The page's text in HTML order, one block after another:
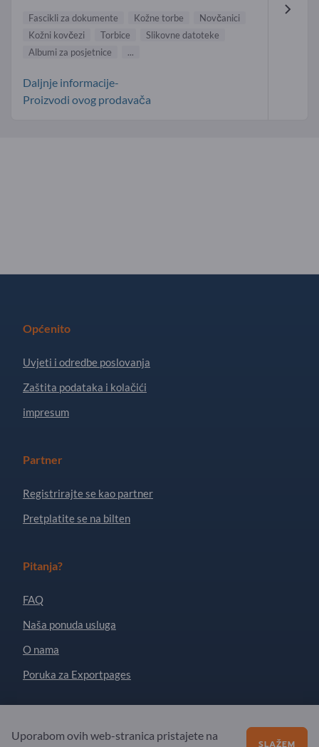
Fascikli za dokumente Kožne torbe
Novčanici
Kožni kovčezi
Torbice
Slikovne datoteke
Albumi za posjetnice
...
Daljnje informacije-
Proizvodi ovog prodavača
Općenito
Uvjeti i odredbe poslovanja
Zaštita podataka i kolačići
impresum
Partner
Registrirajte se kao partner
Pretplatite se na bilten
Pitanja?
FAQ
Naša ponuda usluga
O nama
Poruka za Exportpages
Exportpages International GmbH
Uporabom ovih web-stranica pristajete na
SLAŽEM